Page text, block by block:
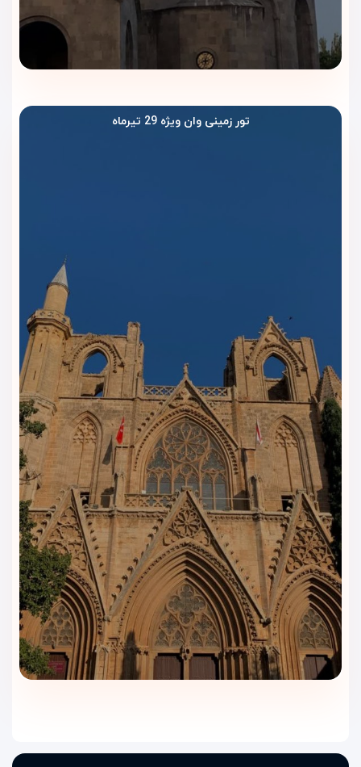
فراهم کرده است.
هتل نیلز وان با ترکیب خدمات مدرن و فضایی دل‌نشین، تجربه‌ای از
اقامت لوکس و اقتصادی در قلب وان ترکیه
رستوران و کافی‌شاپ هتل نیلز
وان | طعم‌های محبوب ترکی در
فضایی آرام
رستورانهتل نیلز وان (Nil’s Hotel Van)
با محیطی روشن و چیدمان
مرتب، وعده‌های روزانه را با کیفیت مناسب سرو می‌کند. منو بر
پایه‌ی خوراک‌های رایج ترکی و بین‌المللی چیده شده تا هم سلیقه‌ی
مهمانان ایرانی را پوشش بدهد و هم انتخاب کافی برای خانواده‌ها
داشته باشد.
صبحانه کامل سبک ترکی: نان تازه، پنیرهای محلی، زیتون،
سبزیجات، تخم‌مرغ و املت، مربا و عسل، انواع چای و قهوه.
میان‌وعده و نوشیدنی: درکافی‌شاپهتل انواع قهوه، چای، آب‌میوه
و شیرینی‌های سبک سرو می‌شود؛ فضایش برای استراحت بعد از
خرید یا قرارهای کوتاه کاری مناسب است.
گزینه‌های متنوع برای ذائقه‌ها: انتخاب‌های ساده‌ی بدون تند،
غذاهای سبک و چند آیتم محبوب بین‌المللی برای مهمانانی که غذای
دقیق کارکنان تجربه‌ی وعده‌ای خوشایند را تکمیل می‌کند.
تور زمینی وان ویژه 29 تیرماه